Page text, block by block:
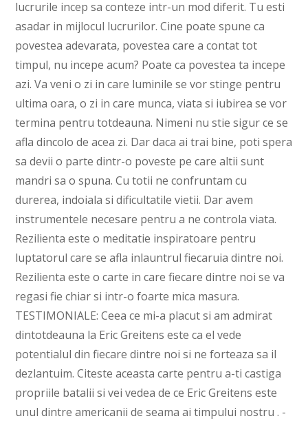
lucrurile incep sa conteze intr-un mod diferit. Tu esti
asadar in mijlocul lucrurilor. Cine poate spune ca
povestea adevarata, povestea care a contat tot
timpul, nu incepe acum? Poate ca povestea ta incepe
azi. Va veni o zi in care luminile se vor stinge pentru
ultima oara, o zi in care munca, viata si iubirea se vor
termina pentru totdeauna. Nimeni nu stie sigur ce se
afla dincolo de acea zi. Dar daca ai trai bine, poti spera
sa devii o parte dintr-o poveste pe care altii sunt
mandri sa o spuna. Cu totii ne confruntam cu
durerea, indoiala si dificultatile vietii. Dar avem
instrumentele necesare pentru a ne controla viata.
Rezilienta este o meditatie inspiratoare pentru
luptatorul care se afla inlauntrul fiecaruia dintre noi.
Rezilienta este o carte in care fiecare dintre noi se va
regasi fie chiar si intr-o foarte mica masura.
TESTIMONIALE: Ceea ce mi-a placut si am admirat
dintotdeauna la Eric Greitens este ca el vede
potentialul din fiecare dintre noi si ne forteaza sa il
dezlantuim. Citeste aceasta carte pentru a-ti castiga
propriile batalii si vei vedea de ce Eric Greitens este
unul dintre americanii de seama ai timpului nostru . -